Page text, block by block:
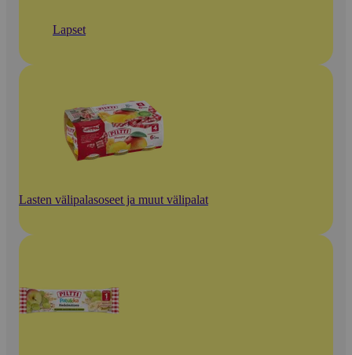
Lapset
Lasten välipalasoseet ja muut välipalat